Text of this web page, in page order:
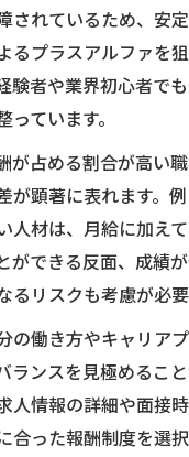
されているため、安
るプラスアルファを狙
験者や業界初心者で
っています。
が占める割合が高い
が顕著に表れます。
人材は、月給に加え
ができる反面、成績
るリスクも考慮が必要
の働き方やキャリア
ランスを見極めるこ
人情報の詳細や面接
合った報酬制度を選